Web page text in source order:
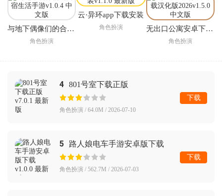
与地下偶像们的合宿生活手游
角色扮演
云·异环app下载安装
角色扮演 无出口公寓安卓下载汉化版2026
角色扮演
4 801号室下载正版
角色扮演 / 64.0M / 2026-07-10
下载
5 路人娘电车手游安卓版下载
角色扮演 / 562.7M / 2026-07-03
下载